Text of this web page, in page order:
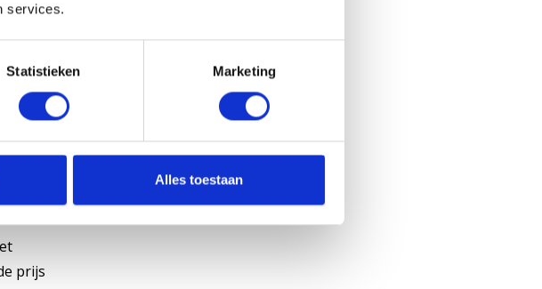
services.
Statistieken Marketing
Alles toestaan
end
prijs